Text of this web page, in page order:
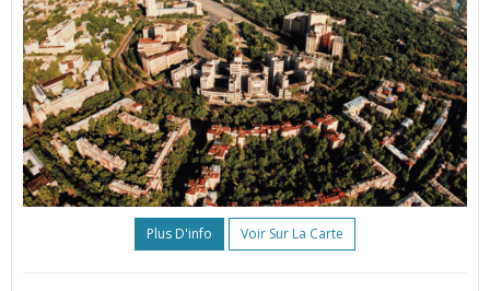
Plus D'info Voir Sur La Carte